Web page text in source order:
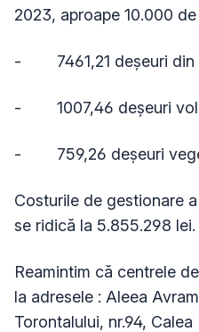
2023, aproape 10.000
- 7461,21 deșeuri
- 1007,46 deșeuri
- 759,26 deșeuri
Costurile de gestionare
se ridică la 5.855.298 lei.
Reamintim că centrele
la adresele : Aleea
Torontalului, nr.94,